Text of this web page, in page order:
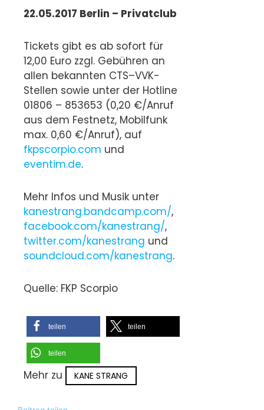
22.05.2017 Berlin – Privatclub
Tickets gibt es ab sofort für
12,00 Euro zzgl. Gebühren an
allen bekannten CTS–VVK-
Stellen sowie unter der Hotline
01806 – 853653 (0,20 €/Anruf
aus dem Festnetz, Mobilfunk
max. 0,60 €/Anruf), auf
fkpscorpio.com und
eventim.de.
Mehr Infos und Musik unter
kanestrang.bandcamp.com/,
facebook.com/kanestrang/,
twitter.com/kanestrang und
soundcloud.com/kanestrang.
Quelle: FKP Scorpio
teilen teilen
teilen
Mehr zu KANE STRANG